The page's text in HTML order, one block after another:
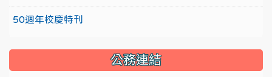
50週年校慶特刊
公務連結